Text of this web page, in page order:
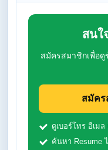
สนใ
สมัครสมาชิกเพื่อ
สมัคร
ดูเบอร์โทร อีเมล
ค้นหา Resume